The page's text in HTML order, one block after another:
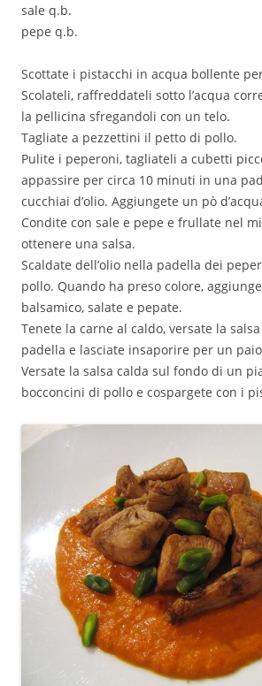
sale q.b.
pepe q.b.
Scottate i pistacchi in acqua bollente
Scolateli, raffreddateli sotto l’acqua
la pellicina sfregandoli con un telo.
Tagliate a pezzettini il petto di pollo.
Pulite i peperoni, tagliateli a cubetti
appassire per circa 10 minuti in una
cucchiai d’olio. Aggiungete un pò
Condite con sale e pepe e frullate nel
ottenere una salsa.
Scaldate dell’olio nella padella dei
pollo. Quando ha preso colore,
balsamico, salate e pepate.
Tenete la carne al caldo, versate la
padella e lasciate insaporire per un
Versate la salsa calda sul fondo di un
bocconcini di pollo e cospargete con i